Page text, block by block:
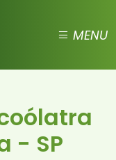
MENU
- SP